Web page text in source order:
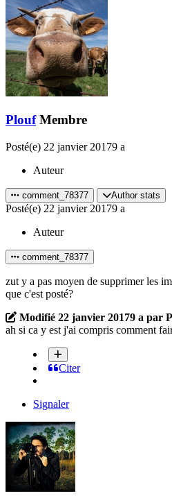
Plouf Membre
Posté(e) 22 janvier 20179 a
Auteur
comment_78377 Author stats
Posté(e) 22 janvier 20179 a
Auteur
comment_78377
zut y a pas moyen de supprimer les
que c'est posté?
Modifié 22 janvier 20179 a par
ah si ca y est j'ai compris comment
Citer
Signaler